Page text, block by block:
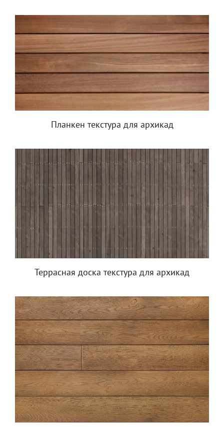
Планкен текстура для архикад
Террасная доска текстура для архикад